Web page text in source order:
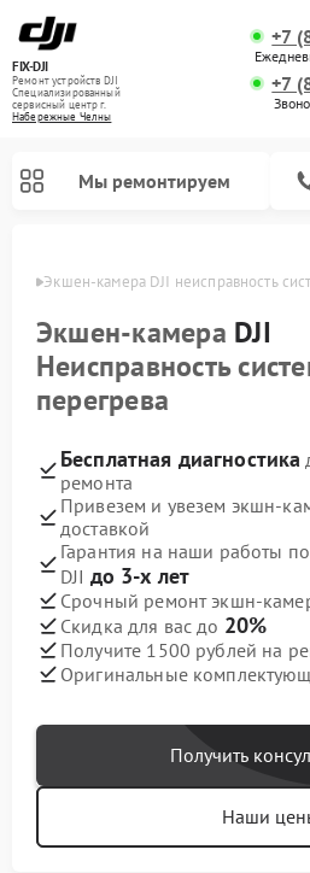
FIX-DJI
Ремонт устройств DJI
Специализированный
cервисный центр г.
Набережные Челны
+7
+7
Мы ремонтируем
Экшен-камера DJI неисправность
Экшен-камера DJI
Неисправность
перегрева
Бесплатная диагностика
ремонта
Привезем и увезем экшн-
доставкой
Гарантия на наши работы
DJI до 3-х лет
Срочный ремонт экшн-
Скидка для вас до 20%
Получите 1500 рублей на
Оригинальные
Получить
Наши